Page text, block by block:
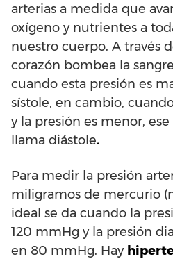
arterias a medida que
oxígeno y nutrientes a
nuestro cuerpo. A través
corazón bombea la
cuando esta presión es
sístole, en cambio,
y la presión es menor,
llama diástole.
Para medir la presión
miligramos de mercurio
ideal se da cuando la
120 mmHg y la presión
en 80 mmHg. Hay